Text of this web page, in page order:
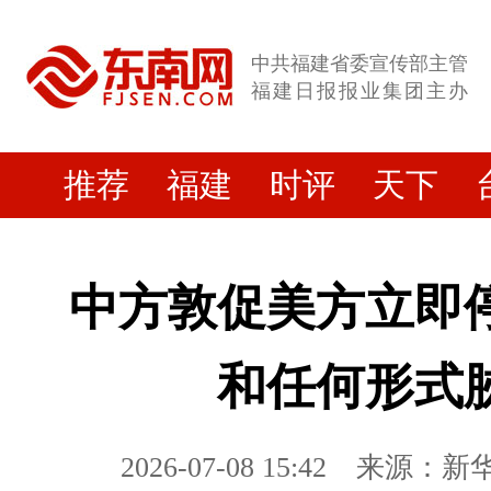
中共福建省委宣传部主管
福建日报报业集团主办
推荐 福建 时评 天下
中方敦促美方立即
和任何形式
2026-07-08 15:42 来源：新